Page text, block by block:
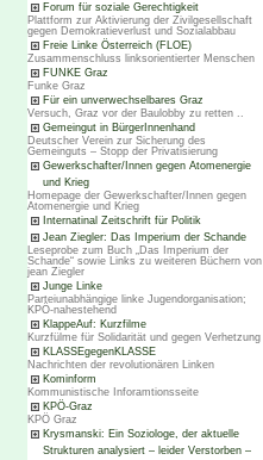
Forum für soziale Gerechtigkeit
Plattform zur Aktivierung der Zivilgesellschaft
gegen Demokratieverlust und Sozialabbau
Freie Linke Österreich (FLOE)
Zusammenschluss linksorientierter Menschen
FUNKE Graz
Funke Graz
Für ein unverwechselbares Graz
Versuch, Graz vor der Baulobby zu retten ..
Gemeingut in BürgerInnenhand
Deutscher Verein zur Sicherung des
Gemeinguts – Stopp der Privatisierung
Gewerkschafter/Innen gegen Atomenergie
und Krieg
Homepage der Gewerkschafter/Innen gegen
Atomenergie und Krieg
Internatinal Zeitschrift für Politik
Jean Ziegler: Das Imperium der Schande
Leseprobe zum Buch „Das Imperium der
Schande“ sowie Links zu weiteren Büchern von
jean Ziegler
Junge Linke
Parteiunabhängige linke Jugendorganisation;
KPÖ-nahestehend
KlappeAuf: Kurzfilme
Kurzfülme für Solidarität und gegen Verhetzung
KLASSEgegenKLASSE
Nachrichten der revolutionären Linken
Kominform
Kommunistische Inforamtionsseite
KPÖ-Graz
KPÖ Graz
Krysmanski: Ein Soziologe, der aktuelle
Strukturen analysiert – leider Verstorben –